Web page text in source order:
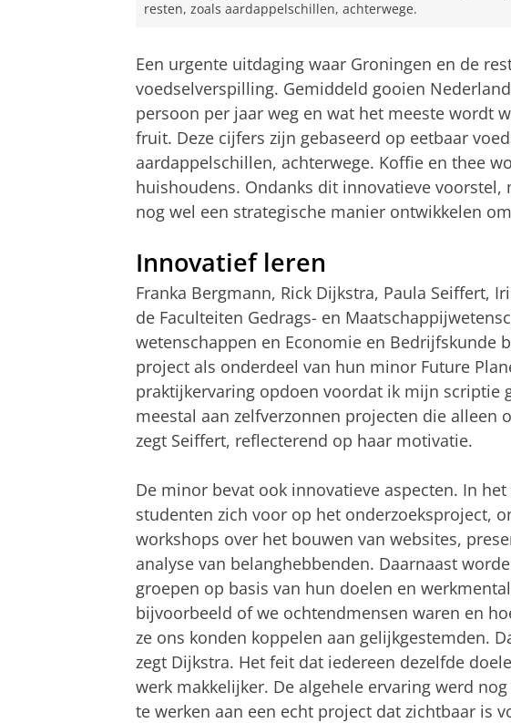
resten, zoals aardappelschillen, achterwege.
Een urgente uitdaging waar Groningen en de
voedselverspilling. Gemiddeld gooien
persoon per jaar weg en wat het meeste wordt
fruit. Deze cijfers zijn gebaseerd op eetbaar
aardappelschillen, achterwege. Koffie en thee
huishoudens. Ondanks dit innovatieve voorstel,
nog wel een strategische manier ontwikkelen
Innovatief leren
Franka Bergmann, Rick Dijkstra, Paula Seiffert,
de Faculteiten Gedrags- en
wetenschappen en Economie en Bedrijfskunde
project als onderdeel van hun minor Future
praktijkervaring opdoen voordat ik mijn scriptie
meestal aan zelfverzonnen projecten die alleen
zegt Seiffert, reflecterend op haar motivatie.
De minor bevat ook innovatieve aspecten. In
studenten zich voor op het onderzoeksproject,
workshops over het bouwen van websites,
analyse van belanghebbenden. Daarnaast
groepen op basis van hun doelen en
bijvoorbeeld of we ochtendmensen waren en
ze ons konden koppelen aan gelijkgestemden.
zegt Dijkstra. Het feit dat iedereen dezelfde
werk makkelijker. De algehele ervaring werd
te werken aan een echt project dat zichtbaar is